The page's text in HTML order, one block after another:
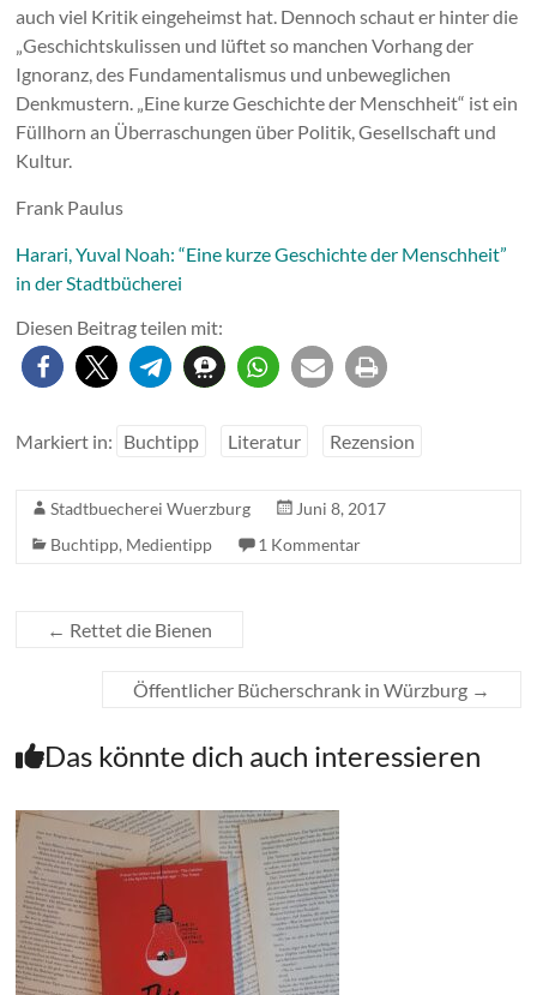
auch viel Kritik eingeheimst hat. Dennoch schaut er hinter die
„Geschichtskulissen und lüftet so manchen Vorhang der
Ignoranz, des Fundamentalismus und unbeweglichen
Denkmustern. „Eine kurze Geschichte der Menschheit“ ist ein
Füllhorn an Überraschungen über Politik, Gesellschaft und
Kultur.
Frank Paulus
Harari, Yuval Noah: “Eine kurze Geschichte der Menschheit”
in der Stadtbücherei
Diesen Beitrag teilen mit:
Markiert in: Buchtipp Literatur Rezension
Stadtbuecherei Wuerzburg
Juni 8, 2017
Buchtipp, Medientipp 1 Kommentar
← Rettet die Bienen
Öffentlicher Bücherschrank in Würzburg →
Das könnte dich auch interessieren